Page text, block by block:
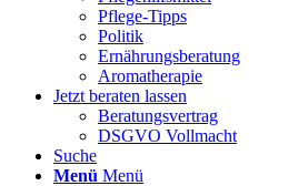
Pflege-Tipps
Politik
Ernährungsberatung
Aromatherapie
Jetzt beraten lassen
Beratungsvertrag
DSGVO Vollmacht
Suche
Menü Menü